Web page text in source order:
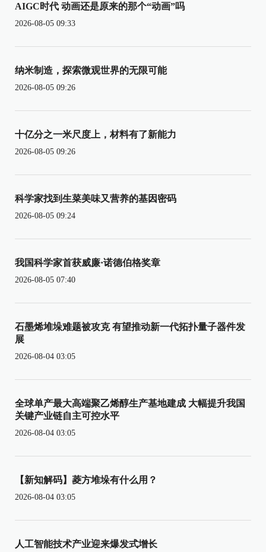
AIGC时代 动画还是原来的那个“动画”吗
2026-08-05 09:33
纳米制造，探索微观世界的无限可能
2026-08-05 09:26
十亿分之一米尺度上，材料有了新能力
2026-08-05 09:26
科学家找到生菜美味又营养的基因密码
2026-08-05 09:24
我国科学家首获威廉·诺德伯格奖章
2026-08-05 07:40
石墨烯堆垛难题被攻克 有望推动新一代拓扑量子器件发
展
2026-08-04 03:05
全球单产最大高端聚乙烯醇生产基地建成 大幅提升我国
关键产业链自主可控水平
2026-08-04 03:05
【新知解码】菱方堆垛有什么用？
2026-08-04 03:05
人工智能技术产业迎来爆发式增长